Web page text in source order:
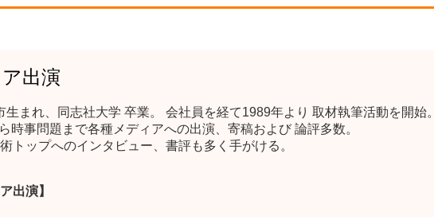
出演
生まれ、同志社大学 卒業。 会社員を経て1989年より 取材執筆活動を開始。
時事問題まで各種メディアへの出演、寄稿および 論評多数。
トップへのインタビュー、書評も多く手がける。
出演】